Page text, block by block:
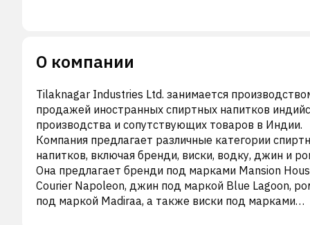
О компании
Tilaknagar Industries Ltd. занимается
продажей иностранных спиртных напитков
производства и сопутствующих товаров в Индии.
Компания предлагает различные категории
напитков, включая бренди, виски, водку, джин и
Она предлагает бренди под марками Mansion
Courier Napoleon, джин под маркой Blue Lagoon,
под маркой Madiraa, а также виски под марками